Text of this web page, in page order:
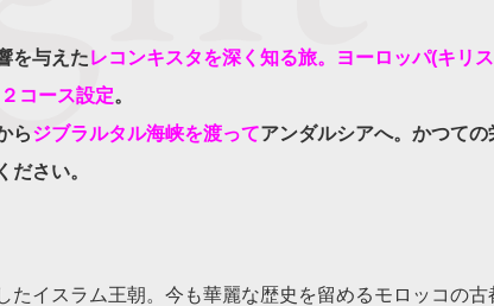
を与えたレコンキスタを深く知る旅。ヨーロッパ(キリス
コース設定。
らジブラルタル海峡を渡ってアンダルシアへ。かつての
さい。
イスラム王朝。今も華麗な歴史を留めるモロッコの古